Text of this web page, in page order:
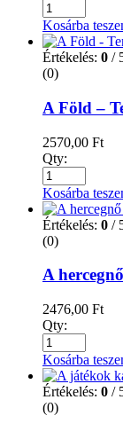
Kosárba
Értékelés: 0 /
(0)
A Föld –
2570,00 Ft
Qty:
Kosárba
Értékelés: 0 /
(0)
A
2476,00 Ft
Qty:
Kosárba
Értékelés: 0 /
(0)